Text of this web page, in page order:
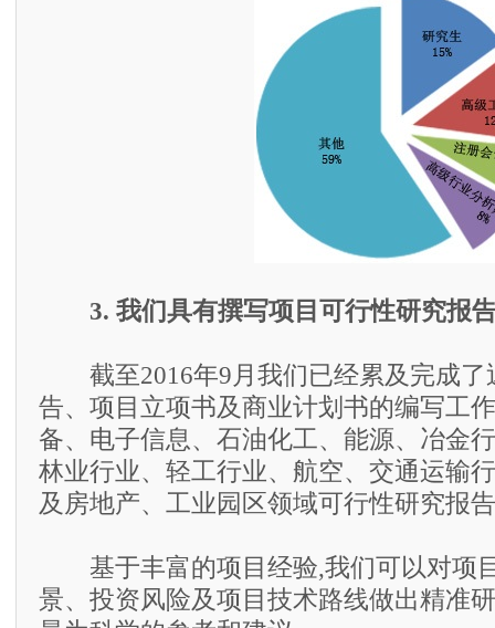
3. 我们具有撰写项目可行性研究报
截至2016年9月我们已经累及完成了
告、项目立项书及商业计划书的编写工
备、电子信息、石油化工、能源、冶金
林业行业、轻工行业、航空、交通运输
及房地产、工业园区领域可行性研究报
基于丰富的项目经验,我们可以对项
景、投资风险及项目技术路线做出精准